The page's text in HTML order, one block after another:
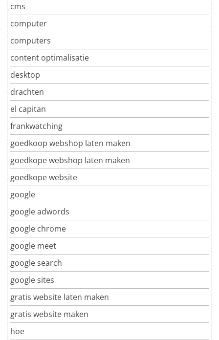
cms
computer
computers
content optimalisatie
desktop
drachten
el capitan
frankwatching
goedkoop webshop laten maken
goedkope webshop laten maken
goedkope website
google
google adwords
google chrome
google meet
google search
google sites
gratis website laten maken
gratis website maken
hoe